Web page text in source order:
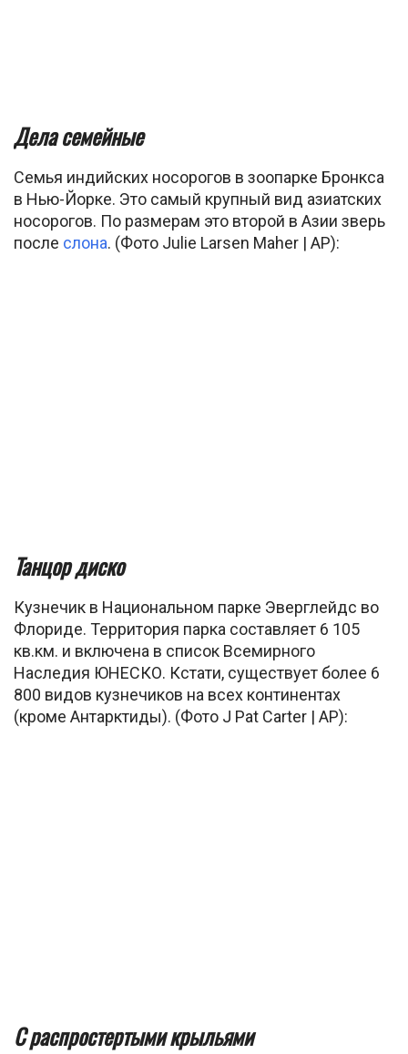
Дела семейные
Семья индийских носорогов в зоопарке Бронкса
в Нью-Йорке. Это самый крупный вид азиатских
носорогов. По размерам это второй в Азии зверь
после слона. (Фото Julie Larsen Maher | AP):
Танцор диско
Кузнечик в Национальном парке Эверглейдс во
Флориде. Территория парка составляет 6 105
кв.км. и включена в список Всемирного
Наследия ЮНЕСКО. Кстати, существует более 6
800 видов кузнечиков на всех континентах
(кроме Антарктиды). (Фото J Pat Carter | AP):
С распростертыми крыльями